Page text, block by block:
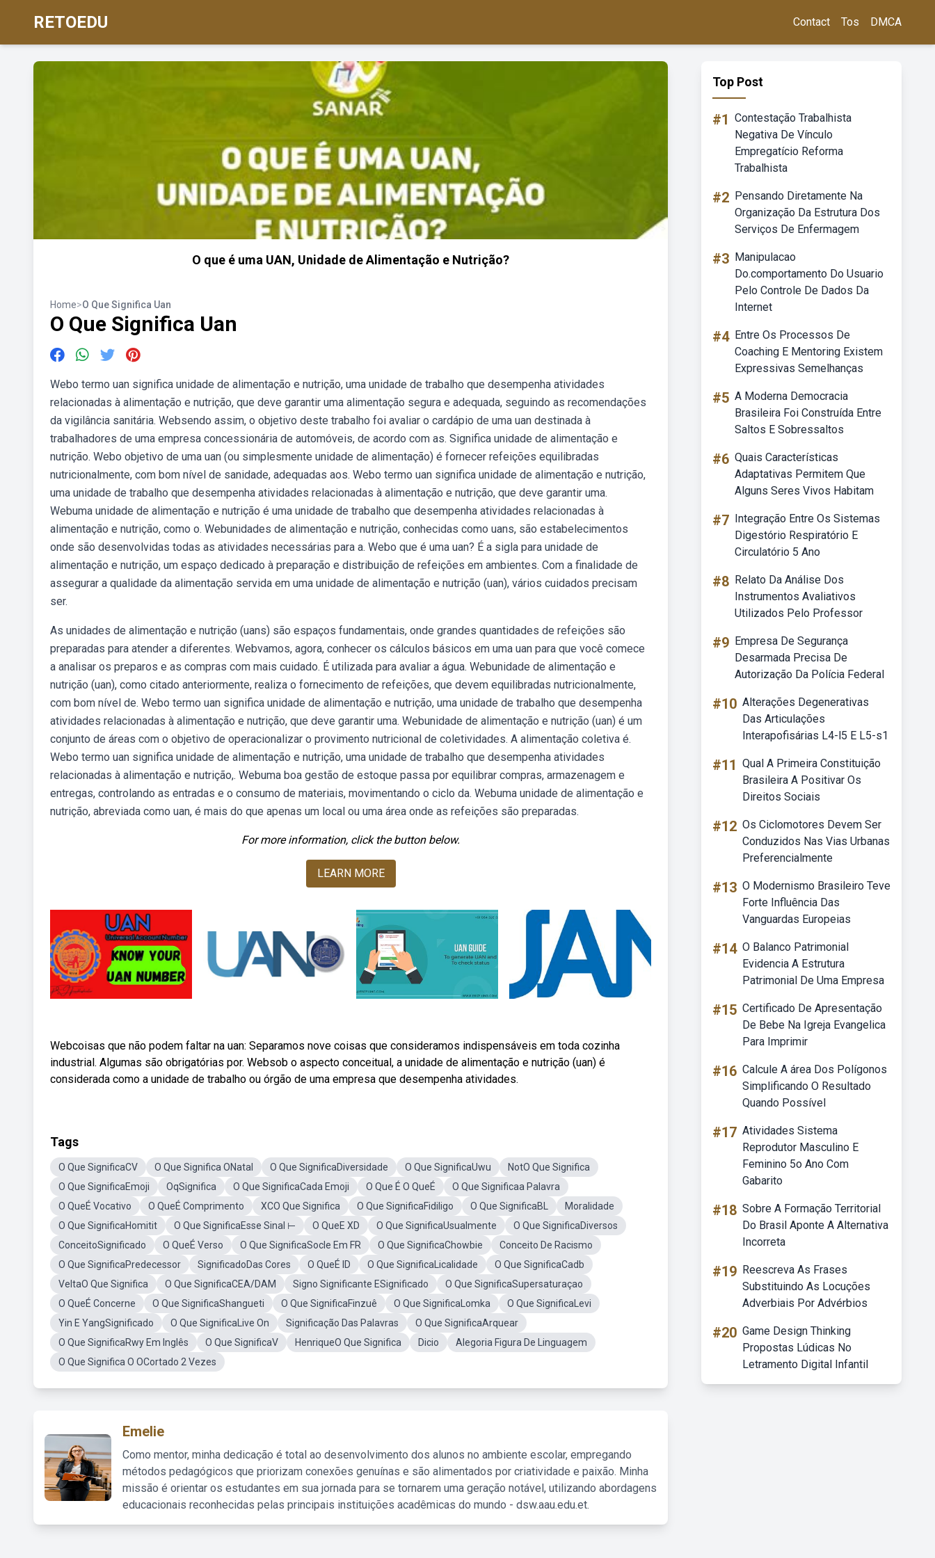
RETOEDU Contact Tos DMCA
O que é uma UAN, Unidade de Alimentação e Nutrição?
Home>O Que Significa Uan
O Que Significa Uan
Webo termo uan significa unidade de alimentação e nutrição, uma unidade de trabalho que desempenha atividades
relacionadas à alimentação e nutrição, que deve garantir uma alimentação segura e adequada, seguindo as recomendações
da vigilância sanitária. Websendo assim, o objetivo deste trabalho foi avaliar o cardápio de uma uan destinada à
trabalhadores de uma empresa concessionária de automóveis, de acordo com as. Significa unidade de alimentação e
nutrição. Webo objetivo de uma uan (ou simplesmente unidade de alimentação) é fornecer refeições equilibradas
nutricionalmente, com bom nível de sanidade, adequadas aos. Webo termo uan significa unidade de alimentação e nutrição,
uma unidade de trabalho que desempenha atividades relacionadas à alimentação e nutrição, que deve garantir uma.
Webuma unidade de alimentação e nutrição é uma unidade de trabalho que desempenha atividades relacionadas à
alimentação e nutrição, como o. Webunidades de alimentação e nutrição, conhecidas como uans, são estabelecimentos
onde são desenvolvidas todas as atividades necessárias para a. Webo que é uma uan? É a sigla para unidade de
alimentação e nutrição, um espaço dedicado à preparação e distribuição de refeições em ambientes. Com a finalidade de
assegurar a qualidade da alimentação servida em uma unidade de alimentação e nutrição (uan), vários cuidados precisam
ser.
As unidades de alimentação e nutrição (uans) são espaços fundamentais, onde grandes quantidades de refeições são
preparadas para atender a diferentes. Webvamos, agora, conhecer os cálculos básicos em uma uan para que você comece
a analisar os preparos e as compras com mais cuidado. É utilizada para avaliar a água. Webunidade de alimentação e
nutrição (uan), como citado anteriormente, realiza o fornecimento de refeições, que devem equilibradas nutricionalmente,
com bom nível de. Webo termo uan significa unidade de alimentação e nutrição, uma unidade de trabalho que desempenha
atividades relacionadas à alimentação e nutrição, que deve garantir uma. Webunidade de alimentação e nutrição (uan) é um
conjunto de áreas com o objetivo de operacionalizar o provimento nutricional de coletividades. A alimentação coletiva é.
Webo termo uan significa unidade de alimentação e nutrição, uma unidade de trabalho que desempenha atividades
relacionadas à alimentação e nutrição,. Webuma boa gestão de estoque passa por equilibrar compras, armazenagem e
entregas, controlando as entradas e o consumo de materiais, movimentando o ciclo da. Webuma unidade de alimentação e
nutrição, abreviada como uan, é mais do que apenas um local ou uma área onde as refeições são preparadas.
For more information, click the button below.
LEARN MORE
Webcoisas que não podem faltar na uan: Separamos nove coisas que consideramos indispensáveis em toda cozinha
industrial. Algumas são obrigatórias por. Websob o aspecto conceitual, a unidade de alimentação e nutrição (uan) é
considerada como a unidade de trabalho ou órgão de uma empresa que desempenha atividades.
Tags
O Que SignificaCV O Que Significa ONatal O Que SignificaDiversidade O Que SignificaUwu
NotO Que Significa
O Que SignificaEmoji
OqSignifica O Que SignificaCada Emoji O Que É O QueÉ
O Que Significaa Palavra
O QueÉ Vocativo
O QueÉ Comprimento XCO Que Significa O Que SignificaFidiligo O Que SignificaBL
Moralidade
O Que SignificaHomitit
O Que SignificaEsse Sinal ⊢ O QueE XD O Que SignificaUsualmente
O Que SignificaDiversos
ConceitoSignificado
O QueÉ Verso O Que SignificaSocle Em FR O Que SignificaChowbie
Conceito De Racismo
O Que SignificaPredecessor
SignificadoDas Cores O QueÉ ID O Que SignificaLicalidade
O Que SignificaCadb
VeltaO Que Significa
O Que SignificaCEA/DAM Signo Significante ESignificado
O Que SignificaSupersaturaçao
O QueÉ Concerne
O Que SignificaShangueti O Que SignificaFinzuê O Que SignificaLomka
O Que SignificaLevi
Yin E YangSignificado
O Que SignificaLive On Significação Das Palavras
O Que SignificaArquear
O Que SignificaRwy Em Inglês
O Que SignificaV HenriqueO Que Significa Dicio
Alegoria Figura De Linguagem
O Que Significa O OCortado 2 Vezes
Emelie
Como mentor, minha dedicação é total ao desenvolvimento dos alunos no ambiente escolar, empregando
métodos pedagógicos que priorizam conexões genuínas e são alimentados por criatividade e paixão. Minha
missão é orientar os estudantes em sua jornada para se tornarem uma geração notável, utilizando abordagens
educacionais reconhecidas pelas principais instituições acadêmicas do mundo - dsw.aau.edu.et.
Top Post
#1 Contestação Trabalhista
Negativa De Vínculo
Empregatício Reforma
Trabalhista
#2 Pensando Diretamente Na
Organização Da Estrutura Dos
Serviços De Enfermagem
#3 Manipulacao
Do.comportamento Do Usuario
Pelo Controle De Dados Da
Internet
#4 Entre Os Processos De
Coaching E Mentoring Existem
Expressivas Semelhanças
#5 A Moderna Democracia
Brasileira Foi Construída Entre
Saltos E Sobressaltos
#6 Quais Características
Adaptativas Permitem Que
Alguns Seres Vivos Habitam
#7 Integração Entre Os Sistemas
Digestório Respiratório E
Circulatório 5 Ano
#8 Relato Da Análise Dos
Instrumentos Avaliativos
Utilizados Pelo Professor
#9 Empresa De Segurança
Desarmada Precisa De
Autorização Da Polícia Federal
#10 Alterações Degenerativas
Das Articulações
Interapofisárias L4-l5 E L5-s1
#11 Qual A Primeira Constituição
Brasileira A Positivar Os
Direitos Sociais
#12 Os Ciclomotores Devem Ser
Conduzidos Nas Vias Urbanas
Preferencialmente
#13 O Modernismo Brasileiro Teve
Forte Influência Das
Vanguardas Europeias
#14 O Balanco Patrimonial
Evidencia A Estrutura
Patrimonial De Uma Empresa
#15 Certificado De Apresentação
De Bebe Na Igreja Evangelica
Para Imprimir
#16 Calcule A área Dos Polígonos
Simplificando O Resultado
Quando Possível
#17 Atividades Sistema
Reprodutor Masculino E
Feminino 5o Ano Com
Gabarito
#18 Sobre A Formação Territorial
Do Brasil Aponte A Alternativa
Incorreta
#19 Reescreva As Frases
Substituindo As Locuções
Adverbiais Por Advérbios
#20 Game Design Thinking
Propostas Lúdicas No
Letramento Digital Infantil